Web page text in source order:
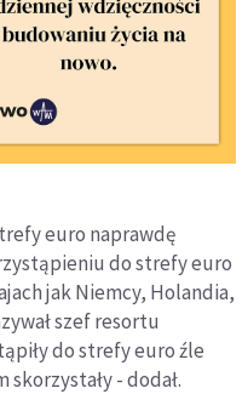
euro naprawdę
do strefy euro
jak Niemcy, Holandia,
szef resortu
do strefy euro źle
- dodał.